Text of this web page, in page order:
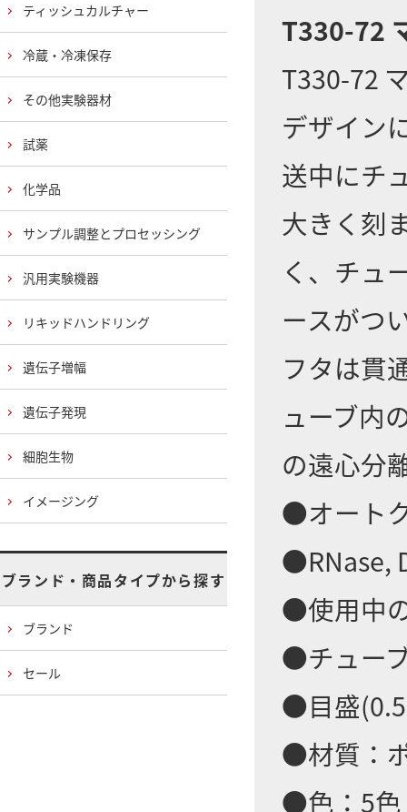
T330-72
T330-72
デザイン
送中にチ
大きく刻
く、チュ
ースがつ
フタは貫
ューブ内
の遠心分
●オート
●RNase,
●使用中
●チュー
●目盛
●材質：
●色：5色
ティッシュカルチャー
冷蔵・冷凍保存
その他実験器材
試薬
化学品
サンプル調整とプロセッシング
汎用実験機器
リキッドハンドリング
遺伝子増幅
遺伝子発現
細胞生物
イメージング
ブランド・商品タイプから探す
ブランド
セール